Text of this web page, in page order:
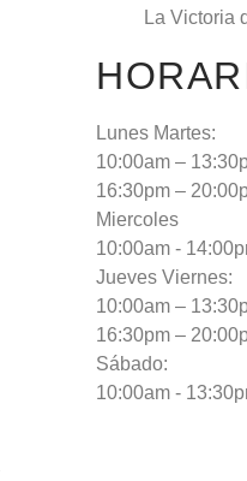
La Victoria
Lunes Martes:
10:00am –
16:30pm –
Miercoles
10:00am -
Jueves Viernes:
10:00am –
16:30pm –
Sábado:
10:00am -